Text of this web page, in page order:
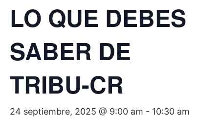
LO QUE DEBES
SABER DE
TRIBU-CR
24 septiembre, 2025 @ 9:00 am - 10:30 am